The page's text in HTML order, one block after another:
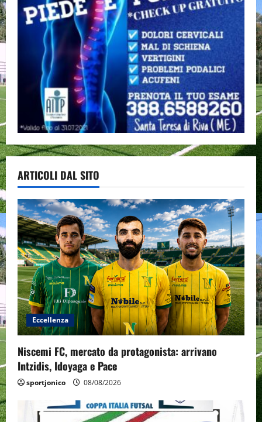
ARTICOLI DAL SITO
Eccellenza
Niscemi FC, mercato da protagonista: arrivano
Intzidis, Idoyaga e Pace
sportjonico 08/08/2026